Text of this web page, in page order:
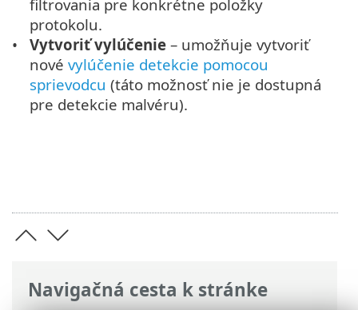
Navigačná cesta k stránke
filtrovania pre konkrétne položky
protokolu.
Vytvoriť vylúčenie – umožňuje vytvoriť
novévylúčenie detekcie pomocou
sprievodcu (táto možnosť nie je dostupná
pre detekcie malvéru).